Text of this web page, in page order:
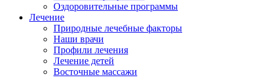
Оздоровительные программы
Лечение
Природные лечебные факторы
Наши врачи
Профили лечения
Лечение детей
Восточные массажи